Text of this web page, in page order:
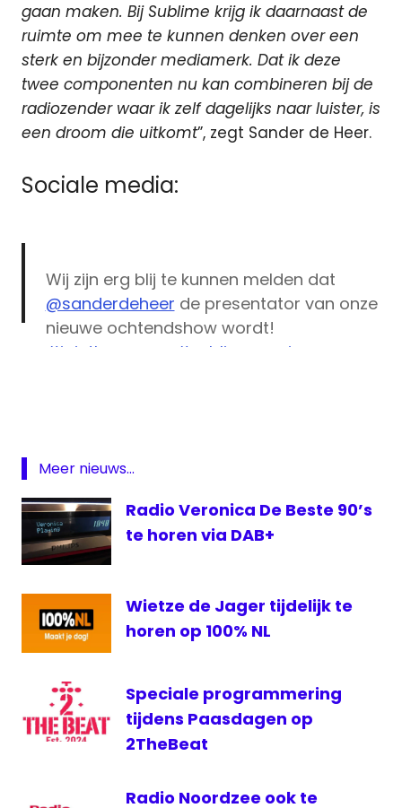
gaan maken. Bij Sublime krijg ik daarnaast de
ruimte om mee te kunnen denken over een
sterk en bijzonder mediamerk. Dat ik deze
twee componenten nu kan combineren bij de
radiozender waar ik zelf dagelijks naar luister, is
een droom die uitkomt”, zegt Sander de Heer.
Sociale media:
Wij zijn erg blij te kunnen melden dat
@sanderdeheer de presentator van onze
nieuwe ochtendshow wordt!
#jointhegroove
#sublimesunrise
SubLime
FM
Sublime
Meer nieuws...
Radio Veronica De Beste 90’s
te horen via DAB+
Wietze de Jager tijdelijk te
horen op 100% NL
Speciale programmering
tijdens Paasdagen op
2TheBeat
Radio Noordzee ook te